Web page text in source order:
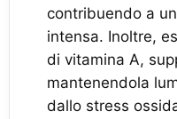
contribuendo a
intensa. Inoltre,
di vitamina A,
mantenendola
dallo stress